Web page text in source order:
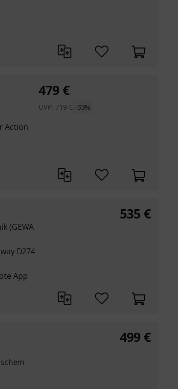
Action
479 €
UVP: 719 € -33%
(GEWA
D274
App
535 €
499 €